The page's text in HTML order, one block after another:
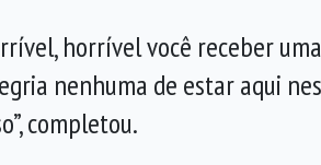
horrível você receber
nenhuma de estar aqui
completou.